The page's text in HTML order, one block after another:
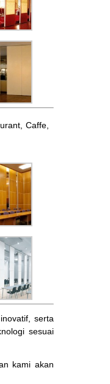
Caffe,
serta
sesuai
kami akan